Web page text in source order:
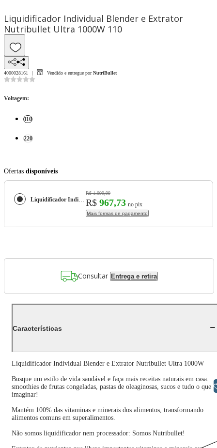
Liquidificador Individual Blender e Extrator
Nutribullet Ultra 1000W 110
4000028161 Vendido e entregue por NutriBullet
Voltagem:
110
220
Ofertas disponíveis
Liquidificador Individual Blender e Extrator Nutribullet Ultra 1000W
R$ 1.099,99
R$ 967,73 no pix
Mais formas de pagamento
Consultar Entrega e retira
Características
Liquidificador Individual Blender e Extrator Nutribullet Ultra 1000W
Busque um estilo de vida saudável e faça mais receitas naturais em casa:
smoothies de frutas congeladas, pastas de oleaginosas, sucos e tudo o que
imaginar!
Mantém 100% das vitaminas e minerais dos alimentos, transformando
alimentos comuns em superalimentos.
Não somos liquidificador nem processador: Somos Nutribullet!
Libras